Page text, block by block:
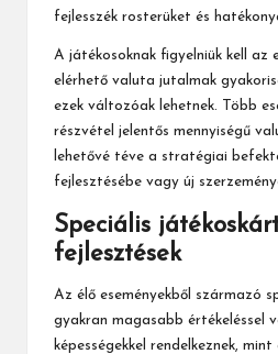
fejlesszék rosterüket és
A játékosoknak figyelniük kell az
elérhető valuta jutalmak
ezek változóak lehetnek. Több
részvétel jelentős mennyiségű
lehetővé téve a stratégiai
fejlesztésébe vagy új
Speciális
fejlesztések
Az élő eseményekből származó
gyakran magasabb értékeléssel
képességekkel rendelkeznek,